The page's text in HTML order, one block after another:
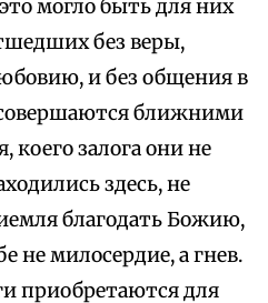
могло быть для них
без веры,
и без общения в
ближними
коего залога они не
здесь, не
благодать Божию,
не милосердие, а гнев.
приобретаются для